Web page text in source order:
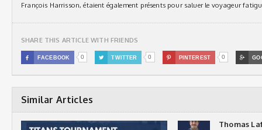
François Harrisson, étaient également présents pour saluer le voyageur
SHARE THIS ARTICLE WITH FRIENDS
 FACEBOOK 0  TWITTER 0  PINTEREST 0 
Similar Articles
Thomas